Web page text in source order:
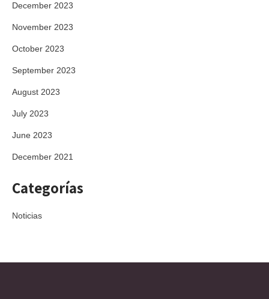
December 2023
November 2023
October 2023
September 2023
August 2023
July 2023
June 2023
December 2021
Categorías
Noticias